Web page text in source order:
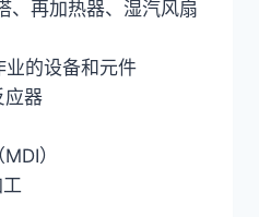
、再加热器、湿汽风扇
的设备和元件
应器
）